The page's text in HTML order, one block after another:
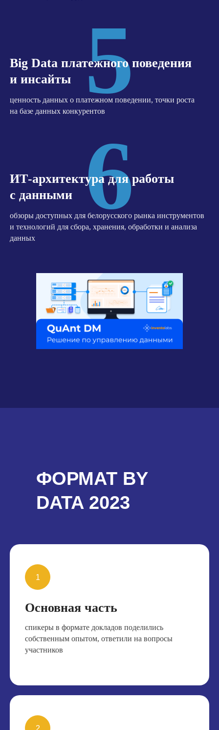
Big Data платежного поведения
и инсайты
ценность данных о платежном поведении, точки роста
на базе данных конкурентов5
ИТ-архитектура для работы
с данными
обзоры доступных для белорусского рынка инструментов
и технологий для сбора, хранения, обработки и анализа
данных
6
ФОРМАТ BY
DATA 2023
Основная часть
спикеры в формате докладов поделились
собственным опытом, ответили на вопросы
участников